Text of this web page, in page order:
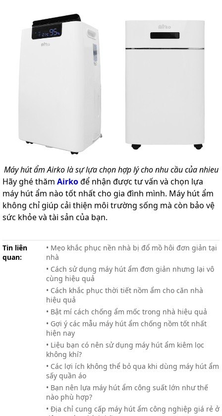
Máy hút ẩm Airko là sự lựa chọn hợp lý cho nhu cầu của nhieu
Hãy ghé thăm Airkođể nhận được tư vấn và chọn lựa
máy hút ẩm nào tốt nhất cho gia đình mình. Máy hút ẩm
không chỉ giúp cải thiện môi trường sống mà còn bảo vệ
sức khỏe và tài sản của bạn.
Tin liên
quan:
• Mẹo khắc phục nền nhà bị đổ mồ hôi đơn giản tại
nhà
• Cách sử dụng máy hút ẩm​ đơn giản nhưng lại vô
cùng hiệu quả
• Cách khắc phục thời tiết nồm ẩm cho căn nhà
hiệu quả
• Bật mí cách chống ẩm mốc trong nhà hiệu quả
• Gợi ý các mẫu máy hút ẩm chống nồm tốt nhất
hiện nay
• Liệu bạn có nên sử dụng máy hút ẩm kiêm lọc
không khí?
• Các lợi ích không thể bỏ qua khi dùng máy hút ẩm
sấy quần áo
• Bạn nên lựa máy hút ẩm công suất lớn như thế
nào phù hợp?
• Địa chỉ cung cấp máy hút ẩm công nghiệp giá rẻ ở